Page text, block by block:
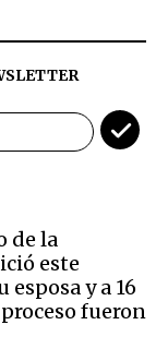
de la
este
y a 16
fueron